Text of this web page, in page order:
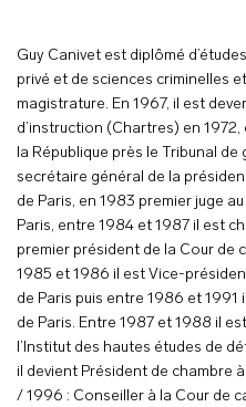
Guy Canivet est diplômé
privé et de sciences criminelles
magistrature. En 1967, il est
d’instruction (Chartres) en
la République près le Tribunal
secrétaire général de la
de Paris, en 1983 premier juge
Paris, entre 1984 et 1987 il est
premier président de la Cour de
1985 et 1986 il est Vice-
de Paris puis entre 1986 et 1991
de Paris. Entre 1987 et 1988 il
l’Institut des hautes études de
il devient Président de chambre
/ 1996 : Conseiller à la Cour de